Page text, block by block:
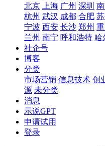
北京
上海 广州 深圳
杭州 武汉 成都 合肥
宁波 西安 长沙 郑州
兰州 南宁 呼和浩特 哈
社企号
博客
分类
市场营销 信息技术 创
源 未分类
消息
示说GPT
申请试用
登录